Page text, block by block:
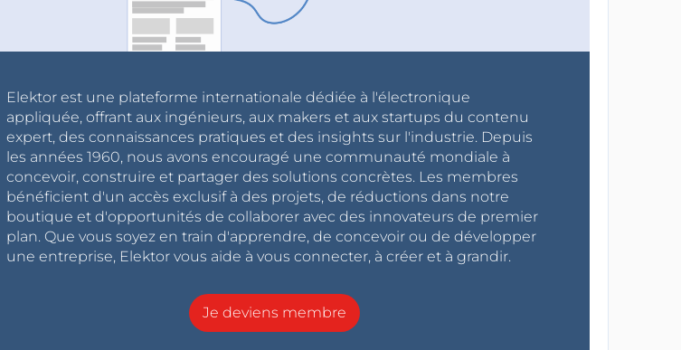
Elektor est une plateforme internationale dédiée à l'électronique
appliquée, offrant aux ingénieurs, aux makers et aux startups du contenu
expert, des connaissances pratiques et des insights sur l'industrie. Depuis
les années 1960, nous avons encouragé une communauté mondiale à
concevoir, construire et partager des solutions concrètes. Les membres
bénéficient d'un accès exclusif à des projets, de réductions dans notre
boutique et d'opportunités de collaborer avec des innovateurs de premier
plan. Que vous soyez en train d'apprendre, de concevoir ou de développer
une entreprise, Elektor vous aide à vous connecter, à créer et à grandir.
Je deviens membre